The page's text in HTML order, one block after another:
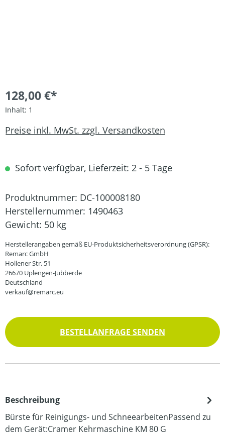
128,00 €*
Inhalt: 1
Preise inkl. MwSt. zzgl. Versandkosten
Sofort verfügbar, Lieferzeit: 2 - 5 Tage
Produktnummer: DC-100008180
Herstellernummer: 1490463
Gewicht: 50 kg
Herstellerangaben gemäß EU-Produktsicherheitsverordnung (GPSR):
Remarc GmbH
Hollener Str. 51
26670 Uplengen-Jübberde
Deutschland
verkauf@remarc.eu
BESTELLANFRAGE SENDEN
Beschreibung
Bürste für Reinigungs- und SchneearbeitenPassend zu
dem Gerät:Cramer Kehrmaschine KM 80 G